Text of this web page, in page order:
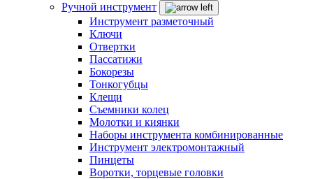
Ручной инструмент
Инструмент разметочный
Ключи
Отвертки
Пассатижи
Бокорезы
Тонкогубцы
Клещи
Съемники колец
Молотки и киянки
Наборы инструмента комбинированные
Инструмент электромонтажный
Пинцеты
Воротки, торцевые головки